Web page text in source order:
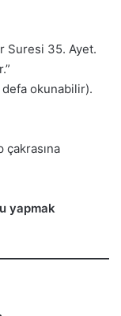
Suresi 35. Ayet.
okunabilir).
çakrasına
yapmak